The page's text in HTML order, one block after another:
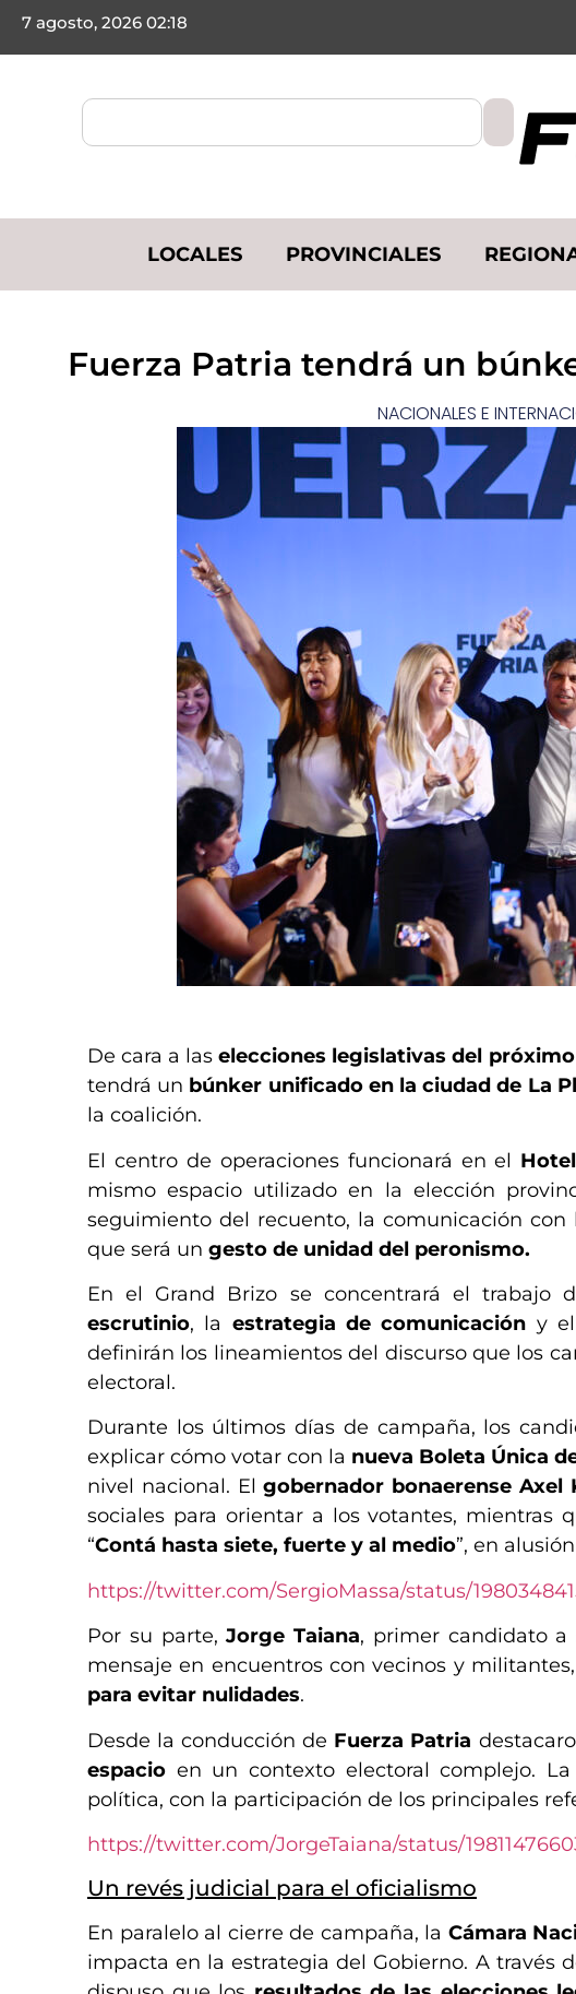
7 agosto, 2026 02:18
LOCALES PROVINCIALES
Fuerza Patria tendrá un
NACIONALES E
De cara a laselecciones legislativas del
tendrá un búnker unificado en la ciudad de La
la coalición.
El centro de operaciones funcionará en el
mismo espacio utilizado en la elección
seguimiento del recuento, la comunicación
que será un gesto de unidad del peronismo.
En el Grand Brizo se concentrará el trabajo
escrutinio, la estrategia de comunicación y
definirán los lineamientos del discurso que los
electoral.
Durante los últimos días de campaña, los
explicar cómo votar con la nueva Boleta Única
nivel nacional. Elgobernador bonaerense Axel
sociales para orientar a los votantes, mientras
“Contá hasta siete, fuerte y al medio”, en
https://twitter.com/SergioMassa/status/
Por su parte,Jorge Taiana, primer candidato a
mensaje en encuentros con vecinos y
para evitar nulidades.
Desde la conducción de Fuerza Patria
espacio en un contexto electoral complejo.
política, con la participación de los principales
https://twitter.com/JorgeTaiana/status/
Un revés judicial para el oficialismo
En paralelo al cierre de campaña, la Cámara
impacta en la estrategia del Gobierno. A través